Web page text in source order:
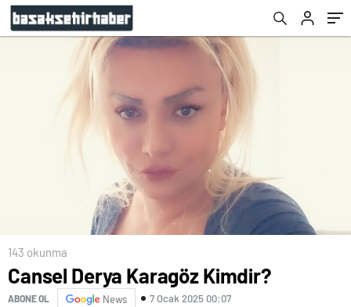
143 okunma
Cansel Derya Karagöz Kimdir?
ABONE OL News 7 Ocak 2025 00:07